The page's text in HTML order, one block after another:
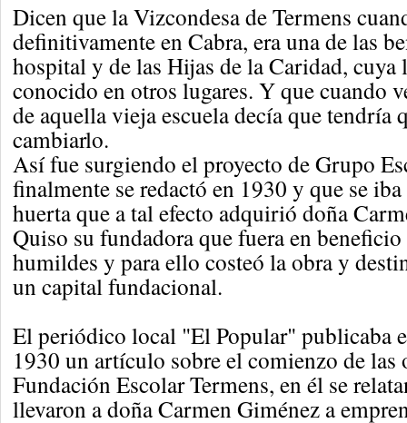
Dicen que la Vizcondesa de Termens
definitivamente en Cabra, era una de las
hospital y de las Hijas de la Caridad, cuya
conocido en otros lugares. Y que cuando
de aquella vieja escuela decía que tendría
cambiarlo.
Así fue surgiendo el proyecto de Grupo
finalmente se redactó en 1930 y que se
huerta que a tal efecto adquirió doña
Quiso su fundadora que fuera en
humildes y para ello costeó la obra y
un capital fundacional.
El periódico local "El Popular" publicaba
1930 un artículo sobre el comienzo de las
Fundación Escolar Termens, en él se
llevaron a doña Carmen Giménez a